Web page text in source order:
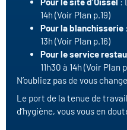
14h (Voir Plan p.19)
Pour la blanchisserie
13h (Voir Plan p.16)
Pour le service
11h30 à 14h (Voir Plan
N’oubliez pas de vous
Le port de la tenue de
d’hygiène, vous vous en